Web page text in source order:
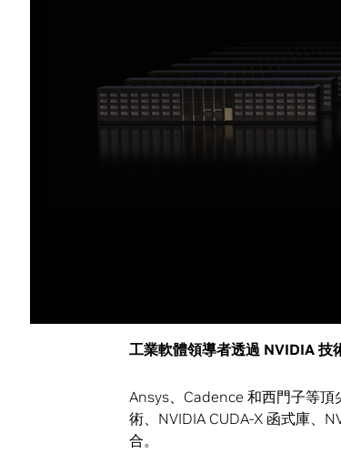
NVIDIA 正協助在德國建置 AI 工
10,000 顆 GPU，包括透過
Ansys、Cadence 和 Rescale 等
工業軟體領導者透過 NVIDIA 技
Ansys、Cadence 和西門子等頂
術、NVIDIA CUDA-X 函式庫、
合。